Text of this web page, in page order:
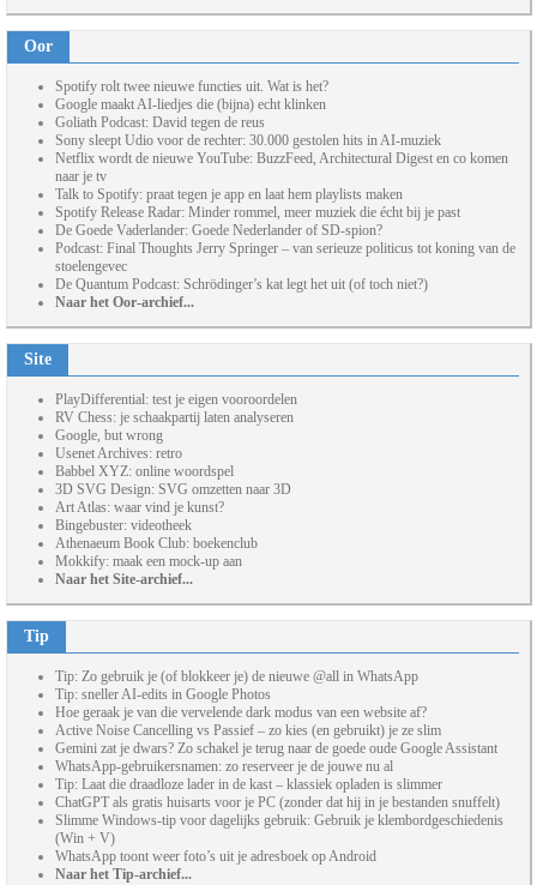
Oor
Spotify rolt twee nieuwe functies uit. Wat is het?
Google maakt AI-liedjes die (bijna) echt klinken
Goliath Podcast: David tegen de reus
Sony sleept Udio voor de rechter: 30.000 gestolen hits in AI-muziek
Netflix wordt de nieuwe YouTube: BuzzFeed, Architectural Digest en co komen
naar je tv
Talk to Spotify: praat tegen je app en laat hem playlists maken
Spotify Release Radar: Minder rommel, meer muziek die écht bij je past
De Goede Vaderlander: Goede Nederlander of SD-spion?
Podcast: Final Thoughts Jerry Springer – van serieuze politicus tot koning van de
stoelengevec
De Quantum Podcast: Schrödinger’s kat legt het uit (of toch niet?)
Naar het Oor-archief...
Site
PlayDifferential: test je eigen vooroordelen
RV Chess: je schaakpartij laten analyseren
Google, but wrong
Usenet Archives: retro
Babbel XYZ: online woordspel
3D SVG Design: SVG omzetten naar 3D
Art Atlas: waar vind je kunst?
Bingebuster: videotheek
Athenaeum Book Club: boekenclub
Mokkify: maak een mock-up aan
Naar het Site-archief...
Tip
Tip: Zo gebruik je (of blokkeer je) de nieuwe @all in WhatsApp
Tip: sneller AI-edits in Google Photos
Hoe geraak je van die vervelende dark modus van een website af?
Active Noise Cancelling vs Passief – zo kies (en gebruikt) je ze slim
Gemini zat je dwars? Zo schakel je terug naar de goede oude Google Assistant
WhatsApp-gebruikersnamen: zo reserveer je de jouwe nu al
Tip: Laat die draadloze lader in de kast – klassiek opladen is slimmer
ChatGPT als gratis huisarts voor je PC (zonder dat hij in je bestanden snuffelt)
Slimme Windows-tip voor dagelijks gebruik: Gebruik je klembordgeschiedenis
(Win + V)
WhatsApp toont weer foto’s uit je adresboek op Android
Naar het Tip-archief...